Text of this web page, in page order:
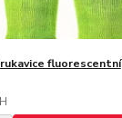
fluorescentní